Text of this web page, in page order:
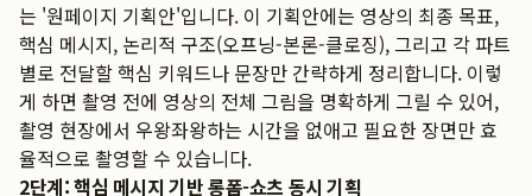
는 '원페이지 기획안'입니다. 이 기획안에는 영상의 최종 목표,
핵심 메시지, 논리적 구조(오프닝-본론-클로징), 그리고 각 파트
별로 전달할 핵심 키워드나 문장만 간략하게 정리합니다. 이렇
게 하면 촬영 전에 영상의 전체 그림을 명확하게 그릴 수 있어,
촬영 현장에서 우왕좌왕하는 시간을 없애고 필요한 장면만 효
율적으로 촬영할 수 있습니다.
2단계: 핵심 메시지 기반 롱폼-쇼츠 동시 기획